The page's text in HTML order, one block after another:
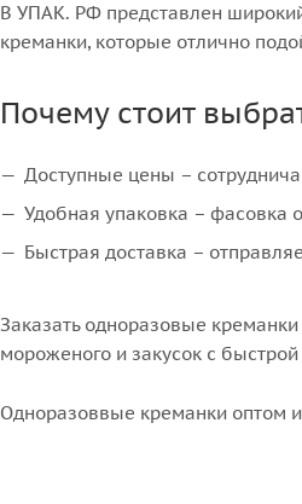
В УПАК. РФ представлен
креманки, которые отлично
Почему стоит
Доступные цены –
Удобная упаковка – фасовка
Быстрая доставка –
Заказать одноразовые
мороженого и закусок с
Одноразоввые креманки оптом